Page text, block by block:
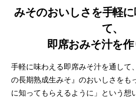
みそのおいしさを手軽
て、
即席おみそ汁を
手軽に味わえる即席みそ汁を通して
の長期熟成生みそ』のおいしさをも
に知ってもらえるように」という想